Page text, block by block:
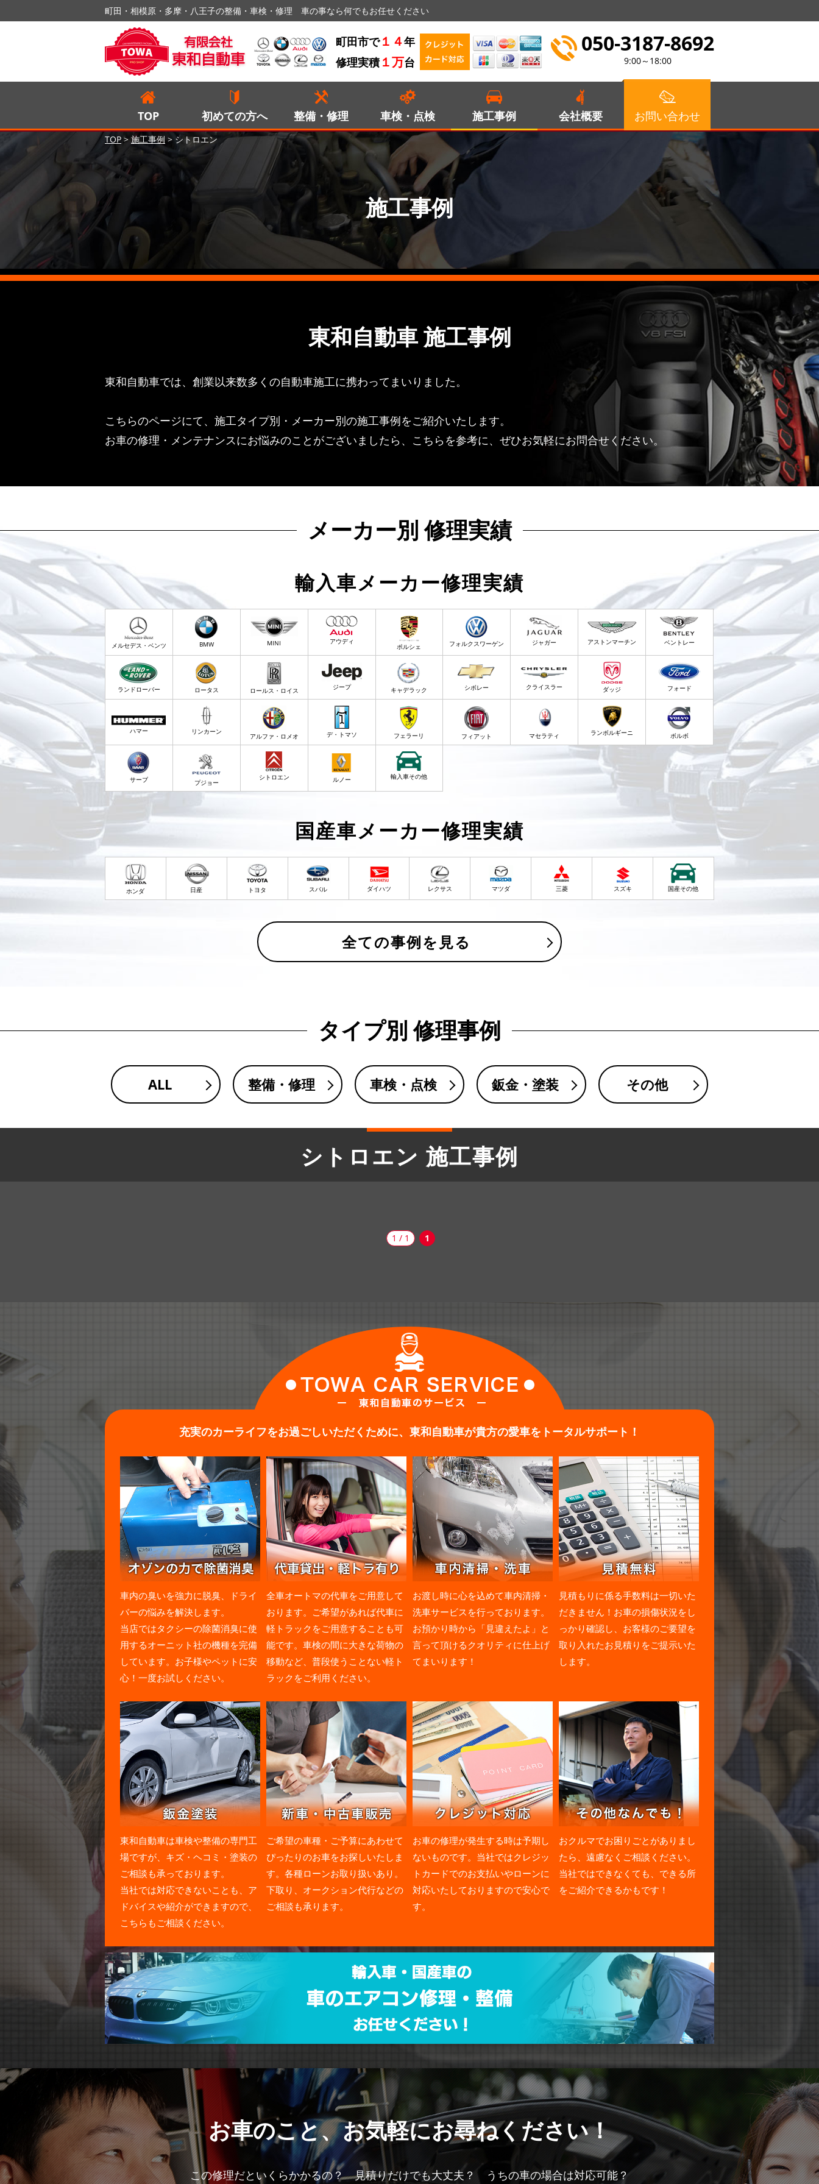
町田・相模原・多摩・八王子の整備・車検・修理 車の事なら何でもお任せください
町田市で１４年
修理実積１万台
050-3187-8692
9:00～18:00
TOP 初めての方へ 整備・修理 車検・点検 施工事例 会社概要 お問い合わせ
TOP> 施工事例 > シトロエン
施工事例
東和自動車 施工事例
東和自動車では、創業以来数多くの自動車施工に携わってまいりました。
こちらのページにて、施工タイプ別・メーカー別の施工事例をご紹介いたします。
お車の修理・メンテナンスにお悩みのことがございましたら、こちらを参考に、ぜひお気軽にお問合せください。
メーカー別 修理実績
輸入車メーカー修理実績
メルセデス・ベンツ BMW MINI アウディ
ポルシェ フォルクスワーゲン ジャガー アストンマーチン ベントレー
ランドローバー ロータス ロールス・ロイス ジープ キャデラック シボレー クライスラー ダッジ フォード
ハマー リンカーン
アルファ・ロメオ デ・トマソ フェラーリ フィアット マセラティ ランボルギーニ ボルボ
サーブ プジョー
シトロエン ルノー 輸入車その他
国産車メーカー修理実績
ホンダ 日産 トヨタ スバル ダイハツ レクサス マツダ 三菱 スズキ 国産その他
全ての事例を見る
タイプ別 修理事例
ALL 整備・修理 車検・点検 鈑金・塗装 その他
シトロエン 施工事例
1 / 1 1
充実のカーライフをお過ごしいただくために、東和自動車が貴方の愛車をトータルサポート！
車内の臭いを強力に脱臭、ドライ
バーの悩みを解決します。
当店ではタクシーの除菌消臭に使
用するオーニット社の機種を完備
しています。お子様やペットに安
心！一度お試しください。
全車オートマの代車をご用意して
おります。ご希望があれば代車に
軽トラックをご用意することも可
能です。車検の間に大きな荷物の
移動など、普段使うことない軽ト
ラックをご利用ください。
お渡し時に心を込めて車内清掃・
洗車サービスを行っております。
お預かり時から「見違えたよ」と
言って頂けるクオリティに仕上げ
てまいります！
見積もりに係る手数料は一切いた
だきません！お車の損傷状況をし
っかり確認し、お客様のご要望を
取り入れたお見積りをご提示いた
します。
東和自動車は車検や整備の専門工
場ですが、キズ・ヘコミ・塗装の
ご相談も承っております。
当社では対応できないことも、ア
ドバイスや紹介ができますので、
こちらもご相談ください。
ご希望の車種・ご予算にあわせて
ぴったりのお車をお探しいたしま
す。各種ローンお取り扱いあり。
下取り、オークション代行などの
ご相談も承ります。
お車の修理が発生する時は予期し
ないものです。当社ではクレジッ
トカードでのお支払いやローンに
対応いたしておりますので安心で
す。
おクルマでお困りごとがありまし
たら、遠慮なくご相談ください。
当社ではできなくても、できる所
をご紹介できるかもです！
お車のこと、お気軽にお尋ねください！
この修理だといくらかかるの？ 見積りだけでも大丈夫？ うちの車の場合は対応可能？